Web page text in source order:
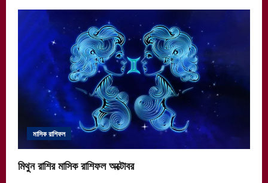
মাসিক রাশিফল
মিথুন রাশির মাসিক রাশিফল অক্টোবর